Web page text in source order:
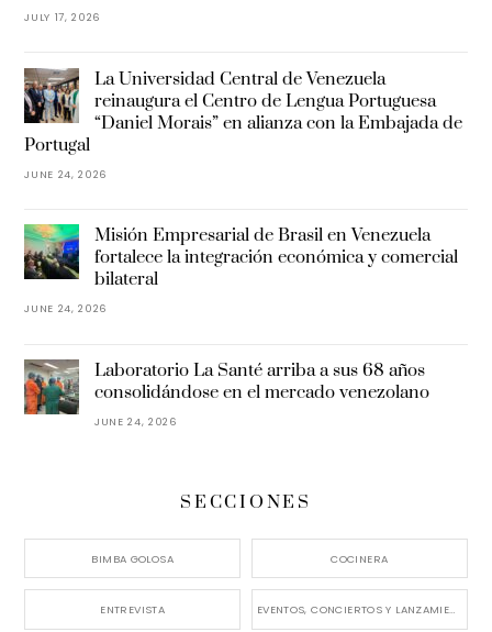
JULY 17, 2026
La Universidad Central de Venezuela
reinaugura el Centro de Lengua Portuguesa
“Daniel Morais” en alianza con la Embajada de
Portugal
JUNE 24, 2026
Misión Empresarial de Brasil en Venezuela
fortalece la integración económica y comercial
bilateral
JUNE 24, 2026
Laboratorio La Santé arriba a sus 68 años
consolidándose en el mercado venezolano
JUNE 24, 2026
SECCIONES
BIMBA GOLOSA COCINERA
ENTREVISTA EVENTOS, CONCIERTOS Y LANZAMIENTOS